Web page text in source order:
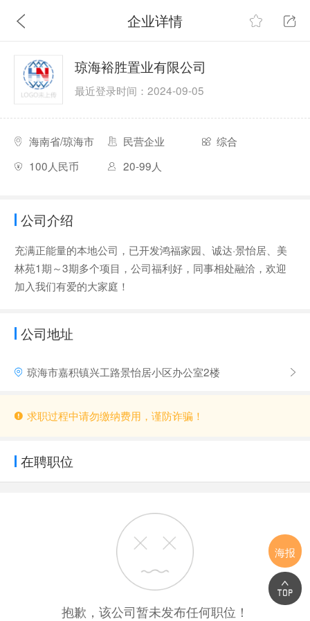
企业详情
琼海裕胜置业有限公司
最近登录时间：2024-09-05
海南省/琼海市 民营企业
综合
100人民币
20-99人
公司介绍
充满正能量的本地公司，已开发鸿福家园、诚达·景怡居、美
林苑1期～3期多个项目，公司福利好，同事相处融洽，欢迎
加入我们有爱的大家庭！
公司地址
琼海市嘉积镇兴工路景怡居小区办公室2楼
求职过程中请勿缴纳费用，谨防诈骗！
在聘职位
抱歉，该公司暂未发布任何职位！
海报